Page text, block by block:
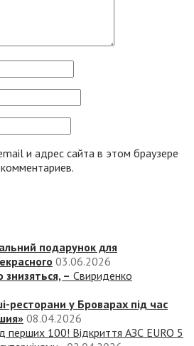
и адрес сайта в этом браузере
подарунок для
03.06.2026
знизяться, – Свириденко
ресторани у Броварах під час
08.04.2026
перших 100! Відкриття АЗС EURO 5